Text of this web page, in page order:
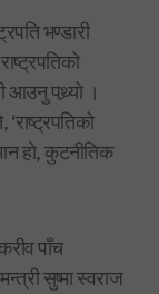
भण्डारी
आउनु पथ्र्यो ।
हो, कुटनीतिक
पाँच
सुष्मा स्वराज